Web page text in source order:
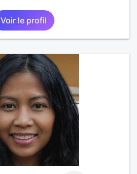
Voir le profil